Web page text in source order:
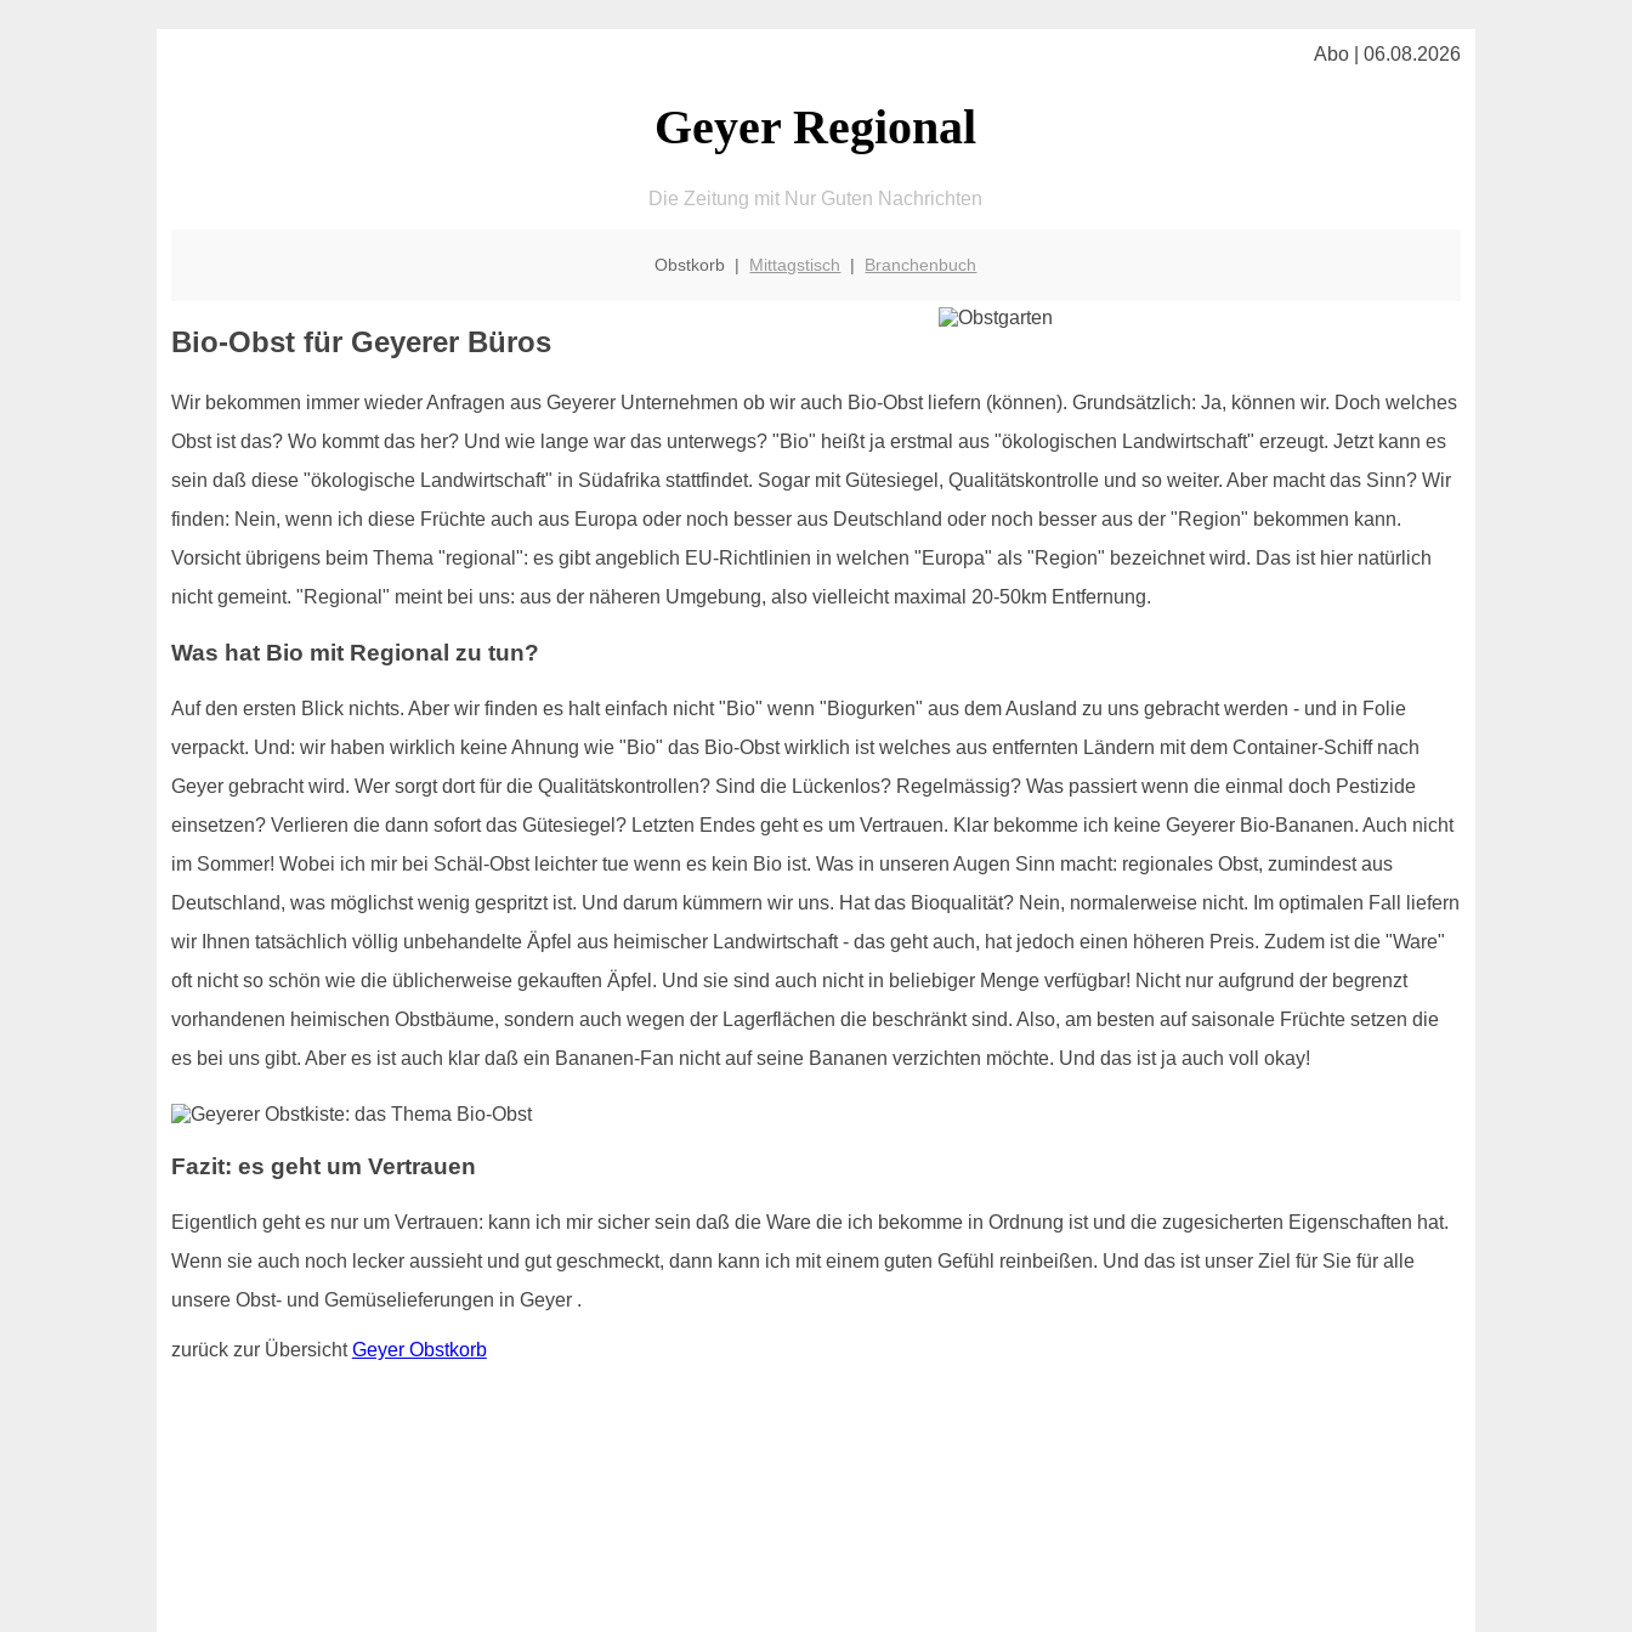
Abo | 06.08.2026
Geyer Regional
Die Zeitung mit Nur Guten Nachrichten
Obstkorb | Mittagstisch | Branchenbuch
Bio-Obst für Geyerer Büros
Wir bekommen immer wieder Anfragen aus Geyerer Unternehmen ob wir auch Bio-Obst liefern (können). Grundsätzlich: Ja, können wir. Doch welches
Obst ist das? Wo kommt das her? Und wie lange war das unterwegs? "Bio" heißt ja erstmal aus "ökologischen Landwirtschaft" erzeugt. Jetzt kann es
sein daß diese "ökologische Landwirtschaft" in Südafrika stattfindet. Sogar mit Gütesiegel, Qualitätskontrolle und so weiter. Aber macht das Sinn? Wir
finden: Nein, wenn ich diese Früchte auch aus Europa oder noch besser aus Deutschland oder noch besser aus der "Region" bekommen kann.
Vorsicht übrigens beim Thema "regional": es gibt angeblich EU-Richtlinien in welchen "Europa" als "Region" bezeichnet wird. Das ist hier natürlich
nicht gemeint. "Regional" meint bei uns: aus der näheren Umgebung, also vielleicht maximal 20-50km Entfernung.
Was hat Bio mit Regional zu tun?
Auf den ersten Blick nichts. Aber wir finden es halt einfach nicht "Bio" wenn "Biogurken" aus dem Ausland zu uns gebracht werden - und in Folie
verpackt. Und: wir haben wirklich keine Ahnung wie "Bio" das Bio-Obst wirklich ist welches aus entfernten Ländern mit dem Container-Schiff nach
Geyer gebracht wird. Wer sorgt dort für die Qualitätskontrollen? Sind die Lückenlos? Regelmässig? Was passiert wenn die einmal doch Pestizide
einsetzen? Verlieren die dann sofort das Gütesiegel? Letzten Endes geht es um Vertrauen. Klar bekomme ich keine Geyerer Bio-Bananen. Auch nicht
im Sommer! Wobei ich mir bei Schäl-Obst leichter tue wenn es kein Bio ist. Was in unseren Augen Sinn macht: regionales Obst, zumindest aus
Deutschland, was möglichst wenig gespritzt ist. Und darum kümmern wir uns. Hat das Bioqualität? Nein, normalerweise nicht. Im optimalen Fall liefern
wir Ihnen tatsächlich völlig unbehandelte Äpfel aus heimischer Landwirtschaft - das geht auch, hat jedoch einen höheren Preis. Zudem ist die "Ware"
oft nicht so schön wie die üblicherweise gekauften Äpfel. Und sie sind auch nicht in beliebiger Menge verfügbar! Nicht nur aufgrund der begrenzt
vorhandenen heimischen Obstbäume, sondern auch wegen der Lagerflächen die beschränkt sind. Also, am besten auf saisonale Früchte setzen die
es bei uns gibt. Aber es ist auch klar daß ein Bananen-Fan nicht auf seine Bananen verzichten möchte. Und das ist ja auch voll okay!
Fazit: es geht um Vertrauen
Eigentlich geht es nur um Vertrauen: kann ich mir sicher sein daß die Ware die ich bekomme in Ordnung ist und die zugesicherten Eigenschaften hat.
Wenn sie auch noch lecker aussieht und gut geschmeckt, dann kann ich mit einem guten Gefühl reinbeißen. Und das ist unser Ziel für Sie für alle
unsere Obst- und Gemüselieferungen in Geyer .
zurück zur ÜbersichtGeyer Obstkorb